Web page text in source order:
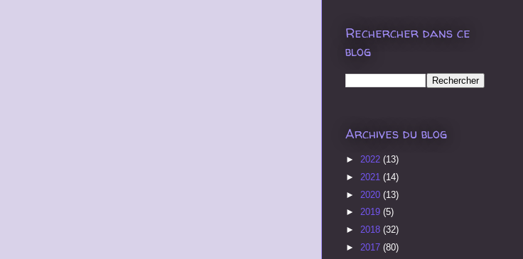
Rechercher dans ce
blog
Archives du blog
► 2022 (13)
► 2021 (14)
► 2020 (13)
► 2019 (5)
► 2018 (32)
► 2017 (80)